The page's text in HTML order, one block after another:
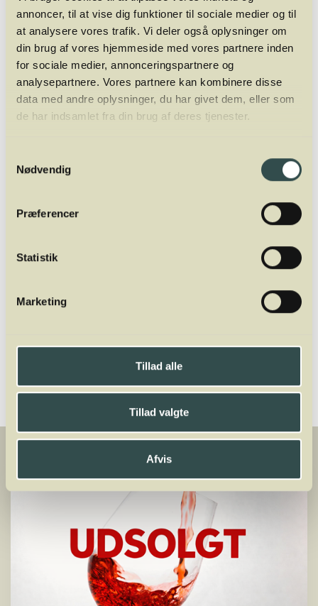
annoncer, til at vise dig funktioner til sociale medier og til
at analysere vores trafik. Vi deler også oplysninger om
din brug af vores hjemmeside med vores partnere inden
for sociale medier, annonceringspartnere og
analysepartnere. Vores partnere kan kombinere disse
data med andre oplysninger, du har givet dem, eller som
de har indsamlet fra din brug af deres tjenester.
Nødvendig
Præferencer
Statistik
Marketing
Tillad alle
Tillad valgte
Afvis
Mads Jordansen har en stor og bred vinerfaring fra +20 år i
underviser og ejer af Winelab Academy. Han er tidligere
underviser af sommelierer i Aarhus og København på Dansk
Sommelier Uddannelse. Oveni er han director for Winelab
Agency.
mads@winelab.dk